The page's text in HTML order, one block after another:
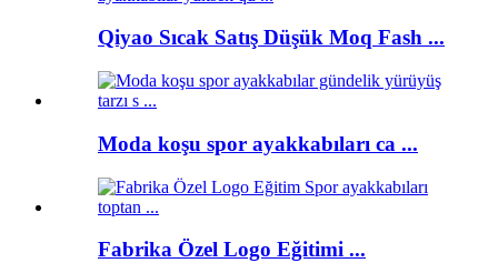
Qiyao Sıcak Satış Düşük Moq Fash ...
Moda koşu spor ayakkabıları ca ...
Fabrika Özel Logo Eğitimi ...